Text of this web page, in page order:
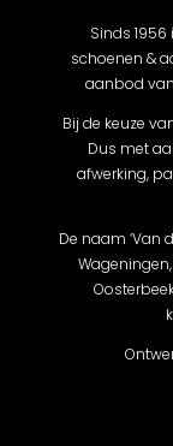
Sinds
schoenen &
aanbod
Bij de keuze
Dus met
afwerking,
De naam ‘Van